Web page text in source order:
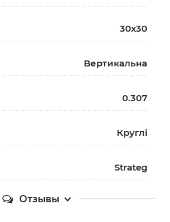
30х30
Вертикальна
0.307
Круглі
Strateg
Отзывы